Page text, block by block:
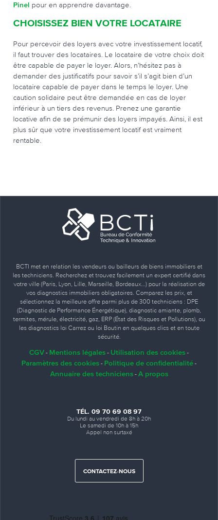
Pinel pour en apprendre davantage.
CHOISISSEZ BIEN VOTRE LOCATAIRE
Pour percevoir des loyers avec votre investissement locatif,
il faut trouver des locataires. Le locataire de votre choix doit
être capable de payer le loyer. Alors, n’hésitez pas à
demander des justificatifs pour savoir s’il s’agit bien d’un
locataire capable de payer dans le temps le loyer. Une
caution solidaire peut être demandée en cas de loyer
inférieur à un tiers des revenus. Prenez une garantie
locative afin de se prémunir des loyers impayés. Ainsi, il est
plus sûr que votre investissement locatif est vraiment
rentable.
BCTI met en relation les vendeurs ou bailleurs de biens immobiliers et
les techniciens. Recherchez et trouvez facilement un expert certifié dans
votre ville (Paris, Lyon, Lille, Marseille, Bordeaux…) pour la réalisation de
vos diagnostics immobiliers obligatoires. Comparez les prix, et
sélectionnez la meilleure offre parmi plus de 300 techniciens : DPE
(Diagnostic de Performance Énergétique), diagnostic amiante, plomb,
termites, mérule, électricité, gaz, ERP (État des Risques et Pollutions), ou
les diagnostics loi Carrez ou loi Boutin en quelques clics et en toute
sécurité.
CGV - Mentions légales - Utilisation des cookies -
Paramètres des cookies - Politique de confidentialité -
Annuaire des techniciens- A propos
TÉL. 09 70 69 08 97
Du lundi au vendredi de 8h à 20h
Le samedi de 10h à 15h
Appel non surtaxé
CONTACTEZ-NOUS